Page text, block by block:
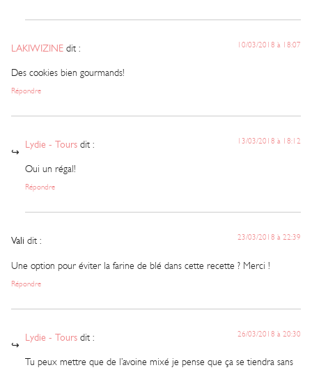
LAKIWIZINE dit : 10/03/2018 à 18:07
Des cookies bien gourmands!
Répondre
Lydie - Tours dit : 13/03/2018 à 18:12
Oui un régal!
Répondre
Vali dit : 23/03/2018 à 22:39
Une option pour éviter la farine de blé dans cette recette ? Merci !
Répondre
Lydie - Tours dit : 26/03/2018 à 20:30
Tu peux mettre que de l’avoine mixé je pense que ça se tiendra sans